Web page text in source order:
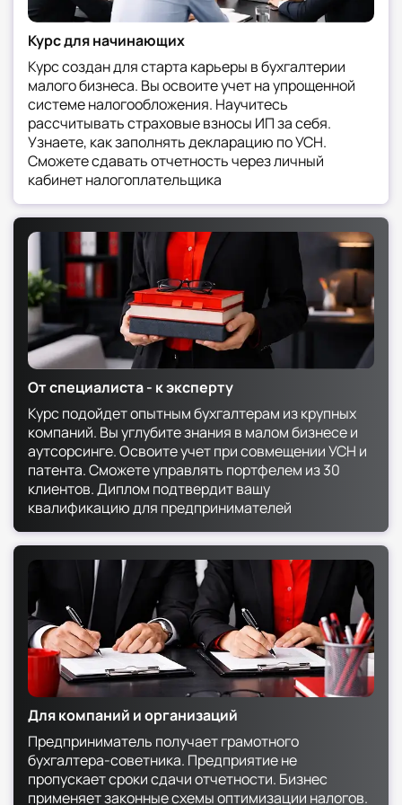
вперед)
Функция 4.Зарплатный блок
Расчет зарплаты, отпускных, больничных
Расчет страховых взносов (по новым
правилам 2026 года)
Сдача РСВ, 6-НДФЛ, ЕФС-1
Оформление приема и увольнения
сотрудников
Функция 5. Консультирование и помощь в
проверках
Ответы на требования ФНС (в 2026 году
запросов стало больше из-за реформы)
Подготовка пояснений по расхождениям
Сопровождение камеральных проверок
Функция 6. Мониторинг изменений
законодательства
В 2026 году это критически важно.
Специалист должен отслеживать:
Новые лимиты для УСН и ПСН
Изменения в порядке уплаты НДС
Новые формы деклараций
Обновленные КБК (появились отдельные
коды для НДФЛ участников СВО)
Важные качества в профессии
Топ-9 качеств по версии работодателей и
экспертов:
Глубокое знание налоговых спецрежимов —
не только теории, но и судебной практики.
Уверенный пользователь 1С и Excel —
малый бизнес не платит за дорогую
автоматизацию.
Понимание нового порядка НДС — с 2026
года упрощенцы могут стать
плательщиками НДС.
Навык работы с ЭДО и УПД 5.03 —
обязателен с 2026 года.
Ответственность — ошибка в расчете НДС
Курс для начинающих
Курс создан для старта карьеры в бухгалтерии
малого бизнеса. Вы освоите учет на упрощенной
системе налогообложения. Научитесь
рассчитывать страховые взносы ИП за себя.
Узнаете, как заполнять декларацию по УСН.
Сможете сдавать отчетность через личный
кабинет налогоплательщика
От специалиста - к эксперту
Курс подойдет опытным бухгалтерам из крупных
компаний. Вы углубите знания в малом бизнесе и
аутсорсинге. Освоите учет при совмещении УСН и
патента. Сможете управлять портфелем из 30
клиентов. Диплом подтвердит вашу
квалификацию для предпринимателей
Для компаний и организаций
Предприниматель получает грамотного
бухгалтера-советника. Предприятие не
пропускает сроки сдачи отчетности. Бизнес
применяет законные схемы оптимизации налогов.